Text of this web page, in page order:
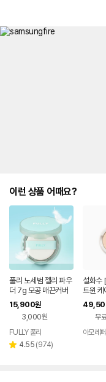
이런 상품 어때요?
풀리 노세범 젤리 파우
더 7g 모공 매끈커버
유분 ZERO
15,900원
3,000원
FULLY 풀리
별 4.55 리
(974)
설화수
트윈 케
무료